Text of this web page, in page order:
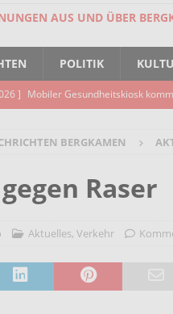
AUS UND ÜBER
POLITIK
] Mobiler Gesundheitskiosk
] Wenn Worte Funken schlagen:
]
Bürgerreise 2026 nach
BERGKAMEN
Raser
Aktuelles, Verkehr